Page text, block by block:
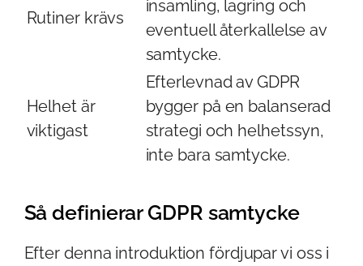
Rutiner krävs
insamling, lagring och
eventuell återkallelse av
samtycke.
Helhet är
viktigast
Efterlevnad av GDPR
bygger på en balanserad
strategi och helhetssyn,
inte bara samtycke.
Så definierar GDPR samtycke
Efter denna introduktion fördjupar vi oss i